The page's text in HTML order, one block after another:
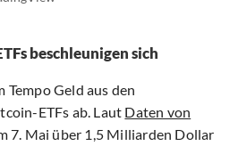
beschleunigen sich
Tempo Geld aus den
ETFs ab. Laut Daten von
7. Mai über 1,5 Milliarden Dollar